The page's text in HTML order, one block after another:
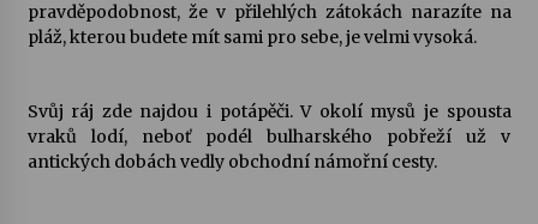
pravděpodobnost, že v přilehlých zátokách narazíte na
pláž, kterou budete mít sami pro sebe, je velmi vysoká.
Svůj ráj zde najdou i potápěči. V okolí mysů je spousta
vraků lodí, neboť podél bulharského pobřeží už v
antických dobách vedly obchodní námořní cesty.